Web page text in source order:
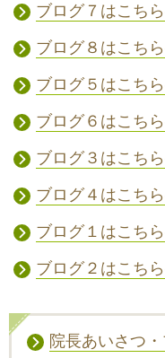
ブログ７はこち
ブログ８はこち
ブログ５はこち
ブログ６はこち
ブログ３はこち
ブログ４はこち
ブログ１はこち
ブログ２はこち
院長あいさつ